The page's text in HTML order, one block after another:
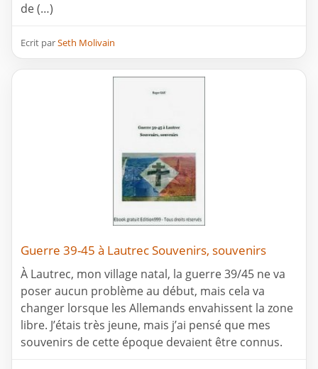
de (…)
Ecrit parSeth Molivain
Guerre 39-45 à Lautrec Souvenirs, souvenirs
À Lautrec, mon village natal, la guerre 39/45 ne va
poser aucun problème au début, mais cela va
changer lorsque les Allemands envahissent la zone
libre. J’étais très jeune, mais j’ai pensé que mes
souvenirs de cette époque devaient être connus.